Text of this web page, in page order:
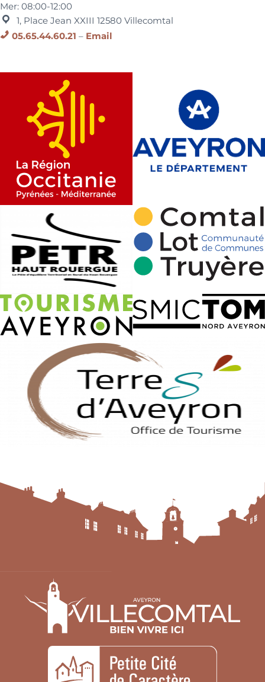
Mer:08:00-12:00
1, Place Jean XXIII 12580 Villecomtal
05.65.44.60.21 – Email